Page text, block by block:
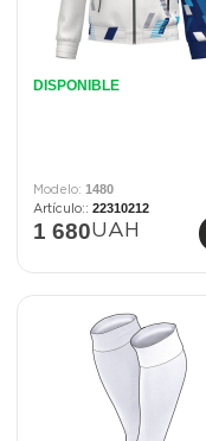
DISPONIBLE
1480
22310212
1 680UAH